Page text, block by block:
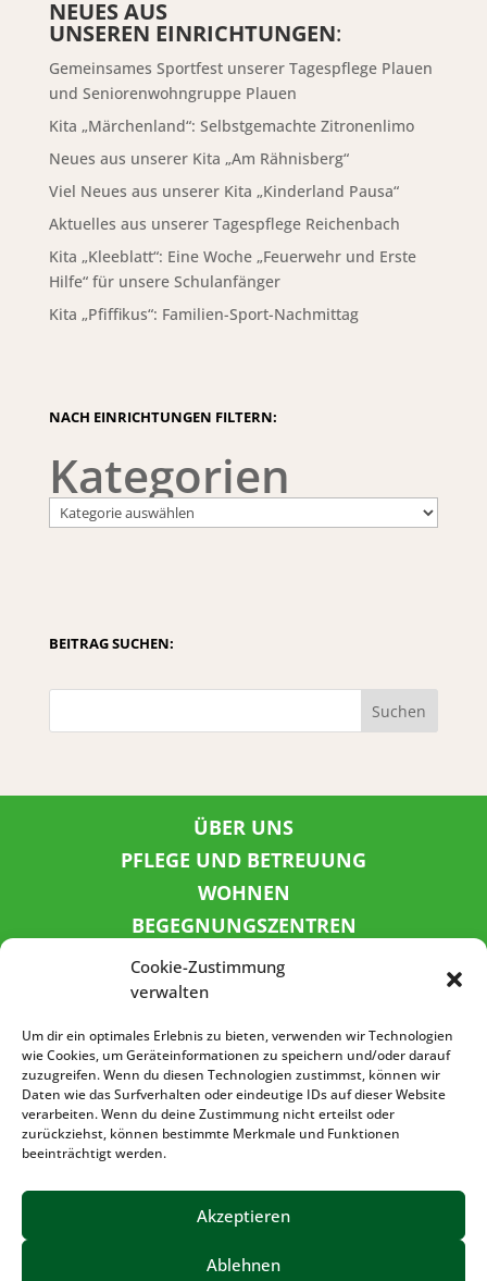
Cookie-Zustimmung
verwalten
Um dir ein optimales Erlebnis zu bieten, verwenden wir Technologien
wie Cookies, um Geräteinformationen zu speichern und/oder darauf
zuzugreifen. Wenn du diesen Technologien zustimmst, können wir
Daten wie das Surfverhalten oder eindeutige IDs auf dieser Website
verarbeiten. Wenn du deine Zustimmung nicht erteilst oder
zurückziehst, können bestimmte Merkmale und Funktionen
beeinträchtigt werden.
Akzeptieren
Ablehnen
NEUES AUS
UNSEREN EINRICHTUNGEN:
Gemeinsames Sportfest unserer Tagespflege Plauen
und Seniorenwohngruppe Plauen
Kita „Märchenland“: Selbstgemachte Zitronenlimo
Neues aus unserer Kita „Am Rähnisberg“
Viel Neues aus unserer Kita „Kinderland Pausa“
Aktuelles aus unserer Tagespflege Reichenbach
Kita „Kleeblatt“: Eine Woche „Feuerwehr und Erste
Hilfe“ für unsere Schulanfänger
Kita „Pfiffikus“: Familien-Sport-Nachmittag
NACH EINRICHTUNGEN FILTERN:
Kategorien
BEITRAG SUCHEN:
Suchen
ÜBER UNS
PFLEGE UND BETREUUNG
WOHNEN
BEGEGNUNGSZENTREN
KINDER UND JUGEND
KONTAKT
SPENDENKONTO
Sozialbank
IBAN: DE72 3702 0500 0001 5520 00
IMPRESSUM